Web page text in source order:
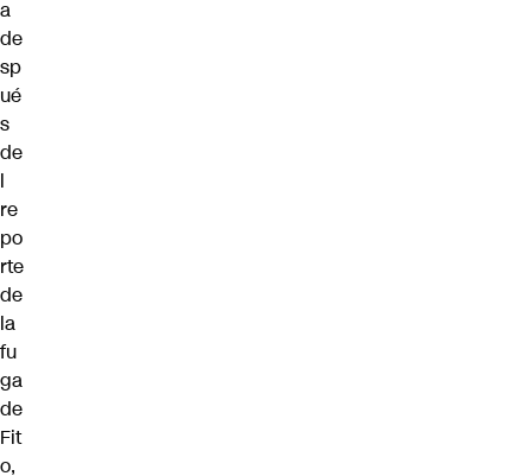
a
de
sp
ué
s
de
l
re
po
rte
de
la
fu
ga
de
Fit
o,